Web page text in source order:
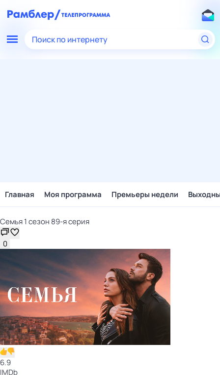
Поиск по интернету
Главная Моя программа Премьеры недели
Семья 1 сезон 89-я серия
0
6.9
IMDb